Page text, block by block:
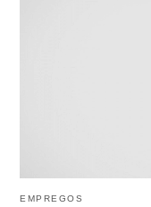
EMPREGOS